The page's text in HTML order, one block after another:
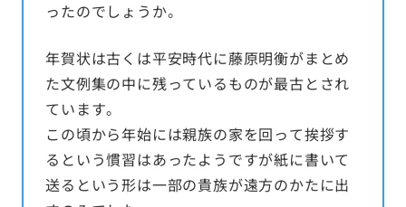
ったのでしょうか。
年賀状は古くは平安時代に藤原明衡がまとめ
た文例集の中に残っているものが最古とされ
ています。
この頃から年始には親族の家を回って挨拶す
るという慣習はあったようですが紙に書いて
送るという形は一部の貴族が遠方のかたに出